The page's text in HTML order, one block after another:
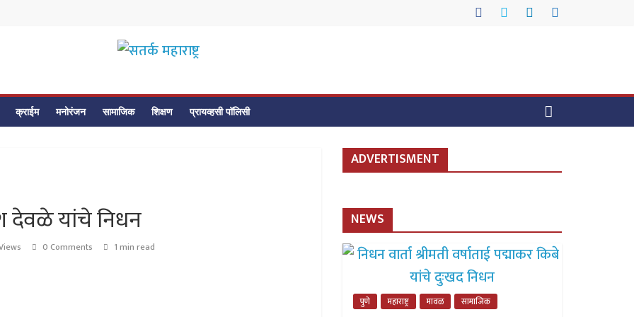
सतर्क
महाराष्ट्र
क्राईम मनोरंजन सामाजिक शिक्षण प्रायव्हसी पॉलिसी
देवळे यांचे निधन
0 Comments 1 min read
ADVERTISMENT
NEWS
पुणे महाराष्ट्र मावळ सामाजिक